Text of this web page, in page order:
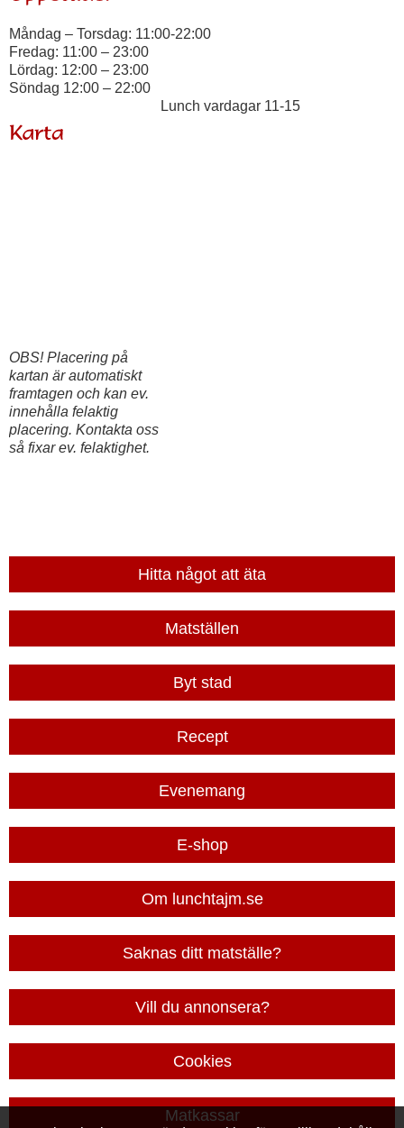
Måndag – Torsdag: 11:00-22:00
Fredag: 11:00 – 23:00
Lördag: 12:00 – 23:00
Söndag 12:00 – 22:00
Lunch vardagar 11-15
OBS! Placering på
kartan är automatiskt
framtagen och kan ev.
innehålla felaktig
placering. Kontakta oss
så fixar ev. felaktighet.
Hitta något att äta
Matställen
Byt stad
Recept
Evenemang
E-shop
Om lunchtajm.se
Saknas ditt matställe?
Vill du annonsera?
Cookies
Matkassar